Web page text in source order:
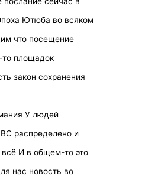
Ютюба во всяком
что посещение
то площадок
закон сохранения
У людей
распределено и
И в общем-то это
нас новость во